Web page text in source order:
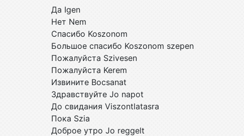
Да Igen
Нет Nem
Спасибо Koszonom
Большое спасибо Koszonom szepen
Пожалуйста Szivesen
Пожалуйста Kerem
Извините Bocsanat
Здравствуйте Jo napot
До свидания Viszontlatasra
Пока Szia
Доброе утро Jo reggelt